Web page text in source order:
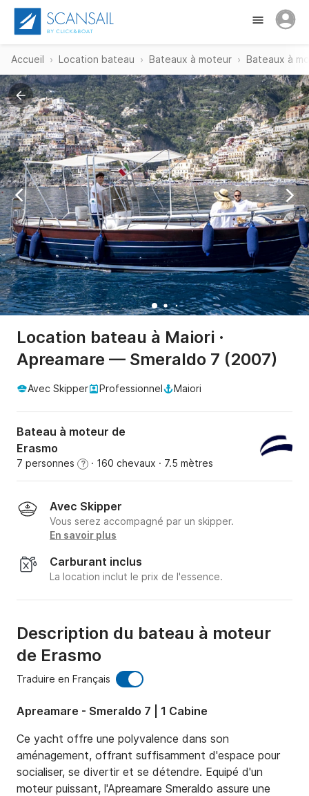
Accueil Location bateau Bateaux à moteur Bateaux à
Location bateau à Maiori ·
Apreamare — Smeraldo 7 (2007)
Avec Skipper Professionnel Maiori
Bateau à moteur de
Erasmo
7 personnes ? · 160 chevaux · 7.5 mètres
Avec Skipper
Vous serez accompagné par un skipper.
En savoir plus
Carburant inclus
La location inclut le prix de l'essence.
Description du bateau à moteur
de Erasmo
Traduire en Français
Apreamare - Smeraldo 7 | 1 Cabine
Ce yacht offre une polyvalence dans son
aménagement, offrant suffisamment d'espace pour
socialiser, se divertir et se détendre. Equipé d'un
moteur puissant, l'Apreamare Smeraldo assure une